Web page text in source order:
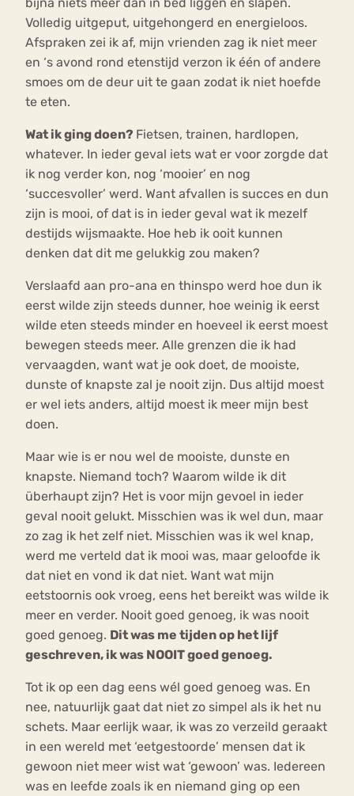
bijna niets meer dan in bed liggen en slapen.
Volledig uitgeput, uitgehongerd en energieloos.
Afspraken zei ik af, mijn vrienden zag ik niet meer
en ‘s avond rond etenstijd verzon ik één of andere
smoes om de deur uit te gaan zodat ik niet hoefde
te eten.
Wat ik ging doen? Fietsen, trainen, hardlopen,
whatever. In ieder geval iets wat er voor zorgde dat
ik nog verder kon, nog ‘mooier’ en nog
‘succesvoller’ werd. Want afvallen is succes en dun
zijn is mooi, of dat is in ieder geval wat ik mezelf
destijds wijsmaakte. Hoe heb ik ooit kunnen
denken dat dit me gelukkig zou maken?
Verslaafd aan pro-ana en thinspo werd hoe dun ik
eerst wilde zijn steeds dunner, hoe weinig ik eerst
wilde eten steeds minder en hoeveel ik eerst moest
bewegen steeds meer. Alle grenzen die ik had
vervaagden, want wat je ook doet, de mooiste,
dunste of knapste zal je nooit zijn. Dus altijd moest
er wel iets anders, altijd moest ik meer mijn best
doen.
Maar wie is er nou wel de mooiste, dunste en
knapste. Niemand toch? Waarom wilde ik dit
überhaupt zijn? Het is voor mijn gevoel in ieder
geval nooit gelukt. Misschien was ik wel dun, maar
zo zag ik het zelf niet. Misschien was ik wel knap,
werd me verteld dat ik mooi was, maar geloofde ik
dat niet en vond ik dat niet. Want wat mijn
eetstoornis ook vroeg, eens het bereikt was wilde ik
meer en verder. Nooit goed genoeg, ik was nooit
goed genoeg. Dit was me tijden op het lijf
geschreven, ik was NOOIT goed genoeg.
Tot ik op een dag eens wél goed genoeg was. En
nee, natuurlijk gaat dat niet zo simpel als ik het nu
schets. Maar eerlijk waar, ik was zo verzeild geraakt
in een wereld met ‘eetgestoorde’ mensen dat ik
gewoon niet meer wist wat ‘gewoon’ was. Iedereen
was en leefde zoals ik en niemand ging op een